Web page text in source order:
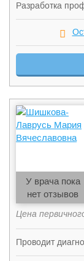
Разработка
укрепление
жизни
Повышение
качества
заболеваний
тракта,
У врача пока
нет отзывов
Цена
Проводит
лечение